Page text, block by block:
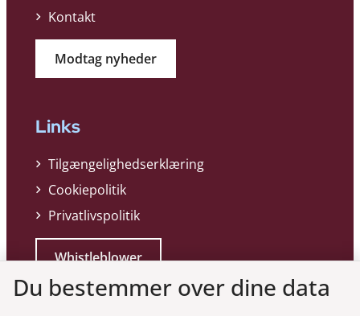
Kontakt
Modtag nyheder
Links
Tilgængelighedserklæring
Cookiepolitik
Privatlivspolitik
Whistleblower
Du bestemmer over dine data